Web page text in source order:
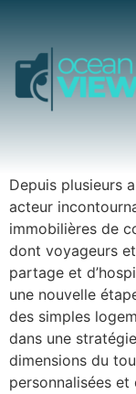
Depuis plusieurs
acteur
immobilières de
dont voyageurs
partage et
une nouvelle
des simples
dans une
dimensions du
personnalisées